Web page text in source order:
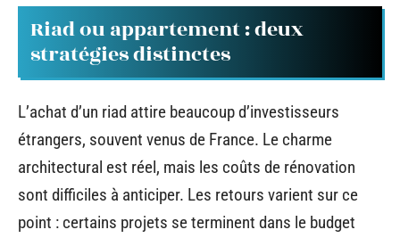
Riad ou appartement : deux
stratégies distinctes
L’achat d’un riad attire beaucoup d’investisseurs
étrangers, souvent venus de France. Le charme
architectural est réel, mais les coûts de rénovation
sont difficiles à anticiper. Les retours varient sur ce
point : certains projets se terminent dans le budget